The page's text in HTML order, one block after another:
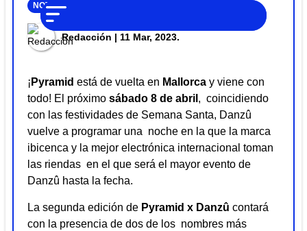
Tendencias
Foodie
Cultura
Mix
series
Barras
Del
Mes
PERO IGUAL
NOTICIAS
Redacción | 11 Mar, 2023.
¡ Pyramid está de vuelta en Mallorca y viene con
todo! El próximo sábado 8 de abril , coincidiendo
con las festividades de Semana Santa, Danzû
vuelve a programar una noche en la que la marca
ibicenca y la mejor electrónica internacional toman
las riendas en el que será el mayor evento de
Danzû hasta la fecha.
La segunda edición de Pyramid x Danzû contará
con la presencia de dos de los nombres más